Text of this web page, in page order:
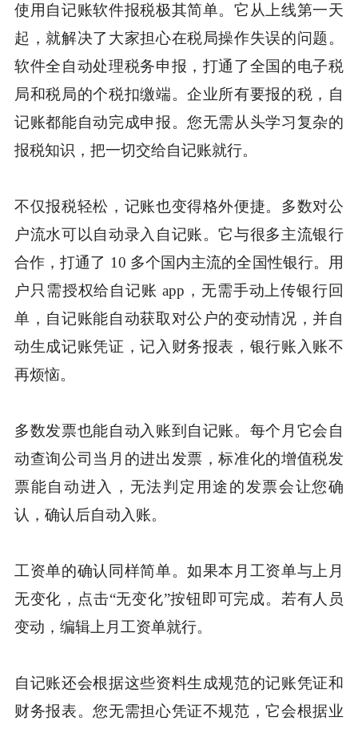
使用自记账软件报税极其简单。它从上线第一天
起，就解决了大家担心在税局操作失误的问题。
软件全自动处理税务申报，打通了全国的电子税
局和税局的个税扣缴端。企业所有要报的税，自
记账都能自动完成申报。您无需从头学习复杂的
报税知识，把一切交给自记账就行。
不仅报税轻松，记账也变得格外便捷。多数对公
户流水可以自动录入自记账。它与很多主流银行
合作，打通了 10 多个国内主流的全国性银行。用
户只需授权给自记账 app，无需手动上传银行回
单，自记账能自动获取对公户的变动情况，并自
动生成记账凭证，记入财务报表，银行账入账不
再烦恼。
多数发票也能自动入账到自记账。每个月它会自
动查询公司当月的进出发票，标准化的增值税发
票能自动进入，无法判定用途的发票会让您确
认，确认后自动入账。
工资单的确认同样简单。如果本月工资单与上月
无变化，点击“无变化”按钮即可完成。若有人员
变动，编辑上月工资单就行。
自记账还会根据这些资料生成规范的记账凭证和
财务报表。您无需担心凭证不规范，它会根据业